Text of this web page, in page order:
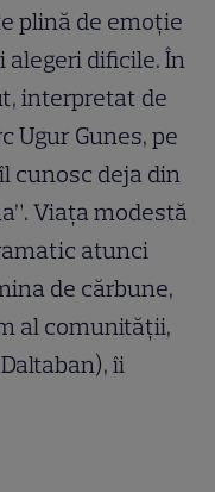
plină de emoție
alegeri dificile. În
interpretat de
Ugur Gunes, pe
cunosc deja din
Viața modestă
atunci
de cărbune,
al comunității,
îi